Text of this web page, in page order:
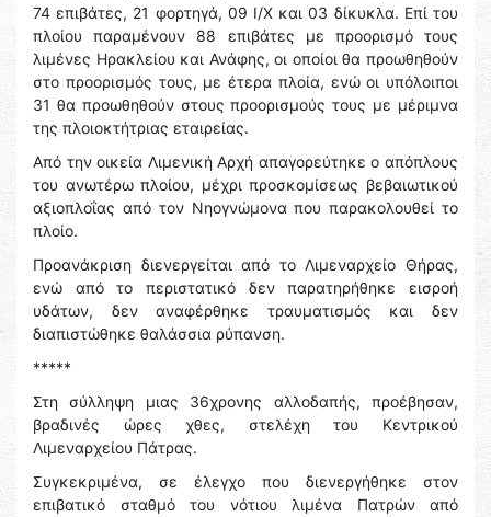
74 επιβάτες, 21 φορτηγά, 09 Ι/Χ και 03 δίκυκλα. Επί του
πλοίου παραμένουν 88 επιβάτες με προορισμό τους
λιμένες Ηρακλείου και Ανάφης, οι οποίοι θα προωθηθούν
στο προορισμός τους, με έτερα πλοία, ενώ οι υπόλοιποι
31 θα προωθηθούν στους προορισμούς τους με μέριμνα
της πλοιοκτήτριας εταιρείας.
Από την οικεία Λιμενική Αρχή απαγορεύτηκε ο απόπλους
του ανωτέρω πλοίου, μέχρι προσκομίσεως βεβαιωτικού
αξιοπλοΐας από τον Νηογνώμονα που παρακολουθεί το
πλοίο.
Προανάκριση διενεργείται από το Λιμεναρχείο Θήρας,
ενώ από το περιστατικό δεν παρατηρήθηκε εισροή
υδάτων, δεν αναφέρθηκε τραυματισμός και δεν
διαπιστώθηκε θαλάσσια ρύπανση.
*****
Στη σύλληψη μιας 36χρονης αλλοδαπής, προέβησαν,
βραδινές ώρες χθες, στελέχη του Κεντρικού
Λιμεναρχείου Πάτρας.
Συγκεκριμένα, σε έλεγχο που διενεργήθηκε στον
επιβατικό σταθμό του νότιου λιμένα Πατρών από